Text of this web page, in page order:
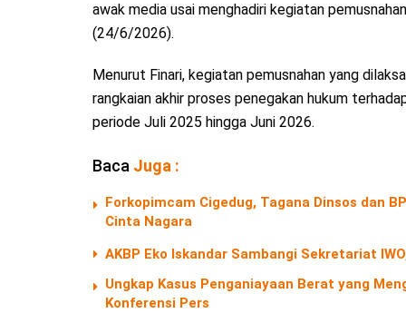
awak media usai menghadiri kegiatan
(24/6/2026).
Menurut Finari, kegiatan pemusnahan yang
rangkaian akhir proses penegakan hukum
periode Juli 2025 hingga Juni 2026.
Baca Juga :
Forkopimcam Cigedug, Tagana Dinsos dan
Cinta Nagara
AKBP Eko Iskandar Sambangi Sekretariat
Ungkap Kasus Penganiayaan Berat yang
Konferensi Pers